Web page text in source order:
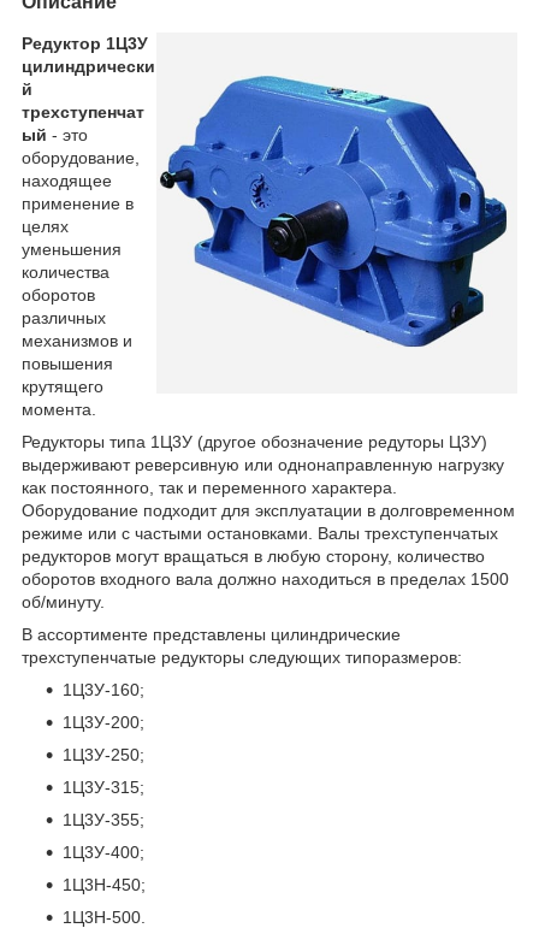
Редуктор 1Ц3У
цилиндрически
й
трехступенчат
ый - это
оборудование,
находящее
применение в
целях
уменьшения
количества
оборотов
различных
механизмов и
повышения
крутящего
момента.
Редукторы типа 1Ц3У (другое обозначение редуторы Ц3У)
выдерживают реверсивную или однонаправленную нагрузку
как постоянного, так и переменного характера.
Оборудование подходит для эксплуатации в долговременном
режиме или с частыми остановками. Валы трехступенчатых
редукторов могут вращаться в любую сторону, количество
оборотов входного вала должно находиться в пределах 1500
об/минуту.
В ассортименте представлены цилиндрические
трехступенчатые редукторы следующих типоразмеров:
1Ц3У-160;
1Ц3У-200;
1Ц3У-250;
1Ц3У-315;
1Ц3У-355;
1Ц3У-400;
1Ц3Н-450;
1Ц3Н-500.